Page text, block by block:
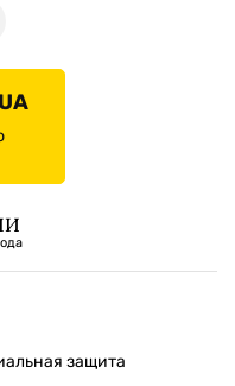
защита